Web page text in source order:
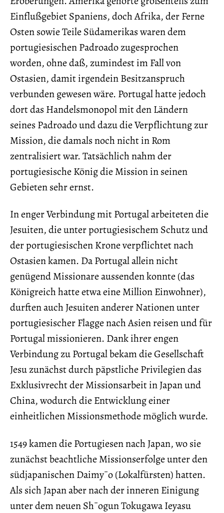
Einflußgebiet Spaniens, doch Afrika, der Ferne
Osten sowie Teile Südamerikas waren dem
portugiesischen Padroado zugesprochen
worden, ohne daß, zumindest im Fall von
Ostasien, damit irgendein Besitzanspruch
verbunden gewesen wäre. Portugal hatte jedoch
dort das Handelsmonopol mit den Ländern
seines Padroado und dazu die Verpflichtung zur
Mission, die damals noch nicht in Rom
zentralisiert war. Tatsächlich nahm der
portugiesische König die Mission in seinen
Gebieten sehr ernst.
In enger Verbindung mit Portugal arbeiteten die
Jesuiten, die unter portugiesischem Schutz und
der portugiesischen Krone verpflichtet nach
Ostasien kamen. Da Portugal allein nicht
genügend Missionare aussenden konnte (das
Königreich hatte etwa eine Million Einwohner),
durften auch Jesuiten anderer Nationen unter
portugiesischer Flagge nach Asien reisen und für
Portugal missionieren. Dank ihrer engen
Verbindung zu Portugal bekam die Gesellschaft
Jesu zunächst durch päpstliche Privilegien das
Exklusivrecht der Missionsarbeit in Japan und
China, wodurch die Entwicklung einer
einheitlichen Missionsmethode möglich wurde.
1549 kamen die Portugiesen nach Japan, wo sie
zunächst beachtliche Missionserfolge unter den
südjapanischen Daimy¯o (Lokalfürsten) hatten.
Als sich Japan aber nach der inneren Einigung
unter dem neuen Sh¯ogun Tokugawa Ieyasu